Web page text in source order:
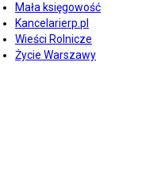
Mała księgowość
Kancelarierp.pl
Wieści Rolnicze
Życie Warszawy